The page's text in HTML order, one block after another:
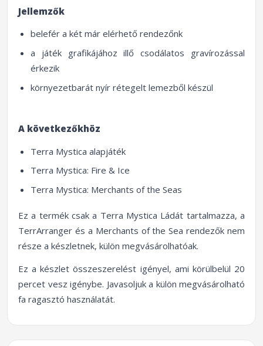
Jellemzők
belefér a két már elérhető rendezőnk
a játék grafikájához illő csodálatos gravírozással
érkezik
környezetbarát nyír rétegelt lemezből készül
A következőkhöz
Terra Mystica alapjáték
Terra Mystica: Fire & Ice
Terra Mystica: Merchants of the Seas
Ez a termék csak a Terra Mystica Ládát tartalmazza, a
TerrArranger és a Merchants of the Sea rendezők nem
része a készletnek, külön megvásárolhatóak.
Ez a készlet összeszerelést igényel, ami körülbelül 20
percet vesz igénybe. Javasoljuk a külön megvásárolható
fa ragasztó használatát.